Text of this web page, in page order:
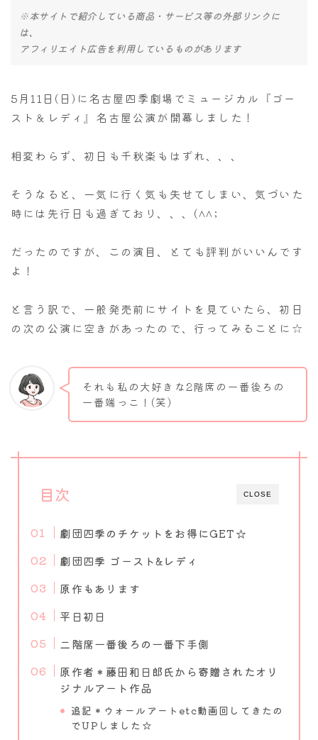
※本サイトで紹介している商品・サービス等の外部リンクに
は、
アフィリエイト広告を利用しているものがあります
5月11日(日)に名古屋四季劇場でミュージカル『ゴー
スト＆レディ』名古屋公演が開幕しました！
相変わらず、初日も千秋楽もはずれ、、、
そうなると、一気に行く気も失せてしまい、気づいた
時には先行日も過ぎており、、、(^^;
だったのですが、この演目、とても評判がいいんです
よ！
と言う訳で、一般発売前にサイトを見ていたら、初日
の次の公演に空きがあったので、行ってみることに☆
それも私の大好きな2階席の一番後ろの
一番端っこ！(笑)
CLOSE
目次
劇団四季のチケットをお得にGET☆
劇団四季 ゴースト&レディ
原作もあります
平日初日
二階席一番後ろの一番下手側
原作者＊藤田和日郎氏から寄贈されたオリ
ジナルアート作品
追記＊ウォールアートetc動画回してきたの
でUPしました☆